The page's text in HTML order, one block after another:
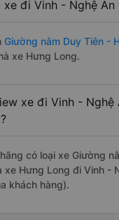
xe đi Vinh - Nghệ
Giường nằm Duy Tiên -
xe Hưng Long.
xe đi Vinh -
có loại xe Giường
xe Hưng Long đi Vinh -
khách hàng).